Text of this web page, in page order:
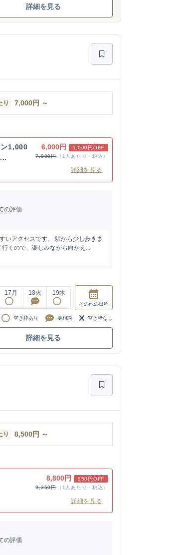
詳細を見る
り 7,000円 ～
ン1,000
6,000円
1,000円OFF
7,000円
（1人あたり・税込）
詳細を見る
の評価
いアクセスです。 駅から少し歩きま
くので、楽しみながら向かえ...
17 月 18火 19水
その他の日程
空き枠あり 要相談 空き枠なし
詳細を見る
り 8,500円 ～
8,800円
550円OFF
9,350円
（1人あたり・税込）
詳細を見る
の評価